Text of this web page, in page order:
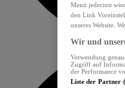
Menü jederzeit
den Link
unseres Website.
Wir und
Verwendung
Zugriff auf
der Performance
Liste der Partner